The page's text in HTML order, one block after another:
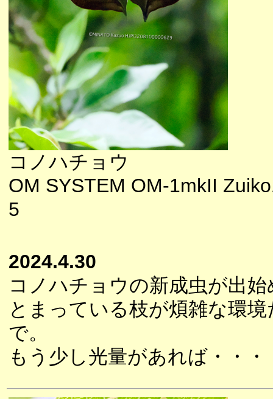
コノハチョウ
OM SYSTEM OM-1mkII
5
2024.4.30
コノハチョウの新成虫が出
とまっている枝が煩雑な環
で。
もう少し光量があれば・・・